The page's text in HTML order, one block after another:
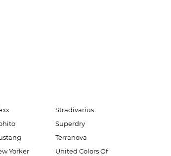
Yorker
Stradivarius
Superdry
Terranova
United Colors Of